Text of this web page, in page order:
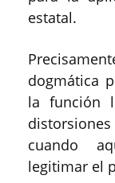
estatal.
dogmática
la función
cuando
legitimar el